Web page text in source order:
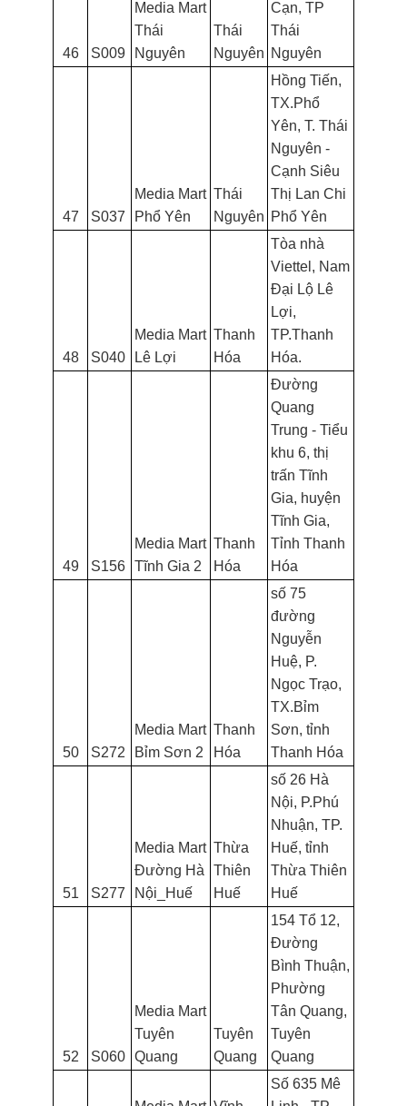
46 S009
Media Mart
Thái
Nguyên
Thái
Nguyên
Cạn, TP
Thái
Nguyên
47 S037
Media Mart
Phổ Yên
Thái
Nguyên
Hồng Tiến,
TX.Phổ
Yên, T. Thái
Nguyên -
Cạnh Siêu
Thị Lan Chi
Phổ Yên
48 S040
Media Mart
Lê Lợi
Thanh
Hóa
Tòa nhà
Viettel, Nam
Đại Lộ Lê
Lợi,
TP.Thanh
Hóa.
49 S156
Media Mart
Tĩnh Gia 2
Thanh
Hóa
Đường
Quang
Trung - Tiểu
khu 6, thị
trấn Tĩnh
Gia, huyện
Tĩnh Gia,
Tỉnh Thanh
Hóa
50 S272
Media Mart
Bỉm Sơn 2
Thanh
Hóa
số 75
đường
Nguyễn
Huệ, P.
Ngọc Trạo,
TX.Bỉm
Sơn, tỉnh
Thanh Hóa
51 S277
Media Mart
Đường Hà
Nội_Huế
Thừa
Thiên
Huế
số 26 Hà
Nội, P.Phú
Nhuận, TP.
Huế, tỉnh
Thừa Thiên
Huế
52 S060
Media Mart
Tuyên
Quang
Tuyên
Quang
154 Tổ 12,
Đường
Bình Thuận,
Phường
Tân Quang,
Tuyên
Quang
Số 635 Mê